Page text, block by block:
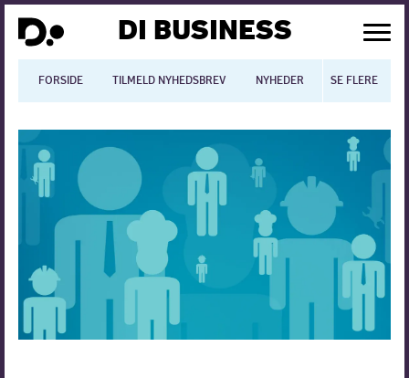
DI BUSINESS
FORSIDE TILMELD NYHEDSBREV NYHEDER BLOGS
SE FLERE
Dansk økonomi
Digitalisering
International økonomi
Arbejdsmiljø
Arbejdsmarkedet